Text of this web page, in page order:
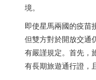
境。
即使星馬兩國的疫苗
但雙方對於開放交通
有嚴謹規定。首先，
有長期旅遊通行證，